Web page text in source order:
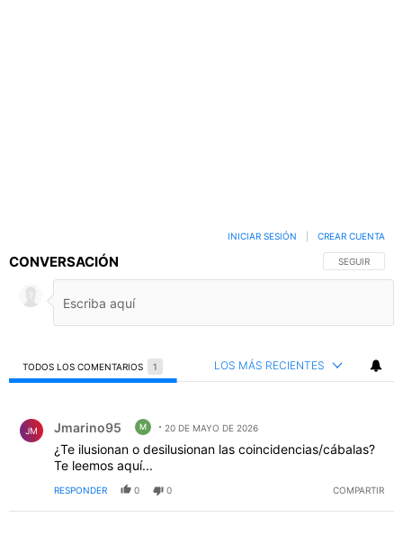
CONVERSACIÓN SIGA ESTA
SEGUIR
INICIAR SESIÓN CREAR CUENTA
TODOS LOS COMENTARIOS 1 LOS MÁS RECIENTES
JM Jmarino95 M 20 DE MAYO DE 2026
¿Te ilusionan o desilusionan las coincidencias/cábalas?
Te leemos aquí...
RESPONDER 0 0 COMPARTIR